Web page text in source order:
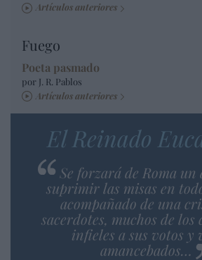
Artículos anteriores
Fuego
Poeta pasmado
por J. R. Pablos
Artículos anteriores
El Reinado
Se forzará de Roma
suprimir las misas en
acompañado de una
sacerdotes, muchos de los
infieles a sus votos
amancebados…